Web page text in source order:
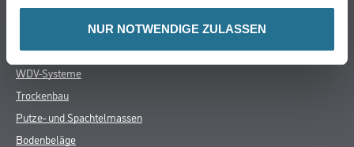
NUR NOTWENDIGE ZULASSEN
Online-Shop
Farbe
WDV-Systeme
Trockenbau
Putze- und Spachtelmassen
Bodenbeläge